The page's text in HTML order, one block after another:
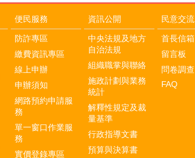
便民服務
防詐專區
繳費資訊專區
線上申辦
申辦須知
網路預約申請服
務
單一窗口作業服
務
實價登錄專區
資訊公開
中央法規及地方
自治法規
組織職掌與聯絡
施政計劃與業務
統計
解釋性規定及裁
量基準
行政指導文書
預算與決算書
民意交流
首長信箱
留言板
問卷調查
FAQ